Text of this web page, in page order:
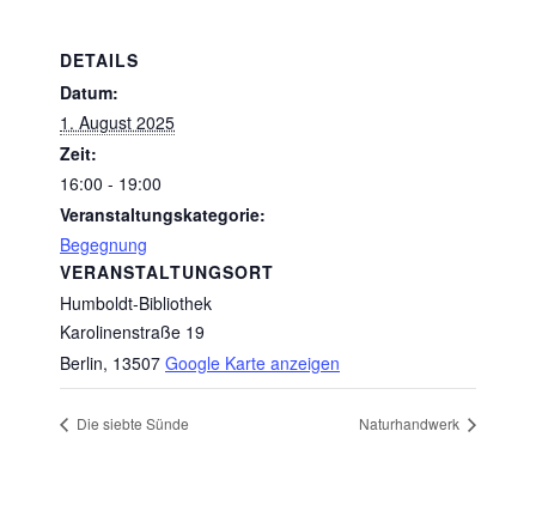
DETAILS
Datum:
1. August 2025
Zeit:
16:00 - 19:00
Veranstaltungskategorie:
Begegnung
VERANSTALTUNGSORT
Humboldt-Bibliothek
Karolinenstraße 19
Berlin, 13507 Google Karte anzeigen
Die siebte Sünde Naturhandwerk